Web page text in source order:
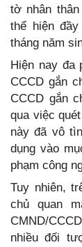
tờ nhân
thể hiện
tháng năm
Hiện nay đa
CCCD gắn
CCCD gắn
qua việc
này đã vô
dụng vào
phạm công
Tuy nhiên,
chủ quan
CMND/
nhiều đối